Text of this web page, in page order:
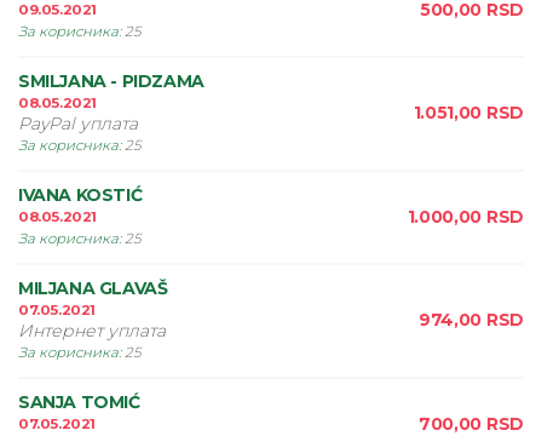
09.05.2021
За корисника:25
500,00 RSD
SMILJANA - PIDZAMA
08.05.2021
PayPal уплата
За корисника:25
1.051,00 RSD
IVANA KOSTIĆ
08.05.2021
За корисника:25
1.000,00 RSD
MILJANA GLAVAŠ
07.05.2021
Интернет уплата
За корисника:25
974,00 RSD
SANJA TOMIĆ
07.05.2021
700,00 RSD